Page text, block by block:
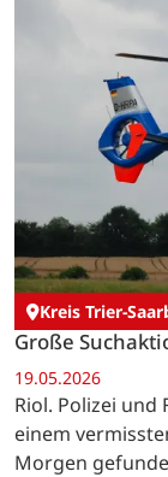
Kreis Trier-
Große
19.05.2026
Riol. Polizei
einem
Morgen